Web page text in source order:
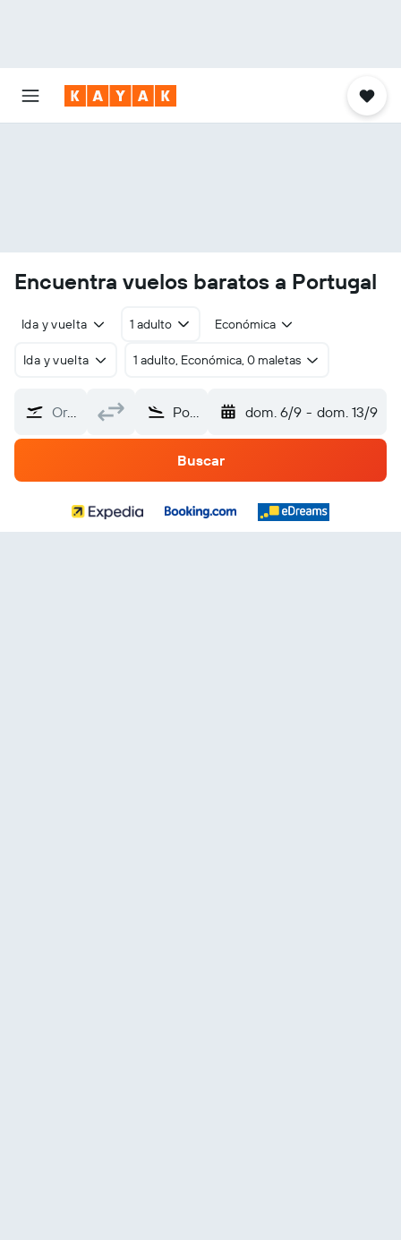
Encuentra vuelos baratos a Portugal
Ida y vuelta 1 adulto Económica
Ida y vuelta 1 adulto, Económica, 0 maletas
Origen Portugal dom. 6/9 - dom. 13/9
Buscar